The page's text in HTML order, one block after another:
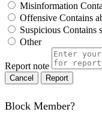
Misinformation
Offensive Contains
Suspicious Contains
Other
Report note
Report
Block Member?